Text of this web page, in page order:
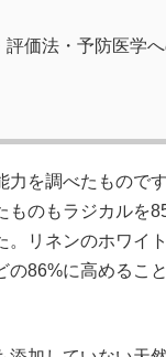
価法・予防医学
を調べたもので
のもラジカルを
リネンのホワイ
86%に高めるこ